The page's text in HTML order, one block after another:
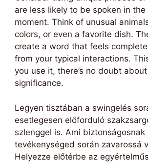
are less likely to be spoken in
moment. Think of unusual
colors, or even a favorite dish.
create a word that feels
from your typical interactions.
you use it, there’s no doubt
significance.
Legyen tisztában a swingelés
esetlegesen előforduló
szlenggel is. Ami biztonságosnak
tevékenységed során zavarossá
Helyezze előtérbe az